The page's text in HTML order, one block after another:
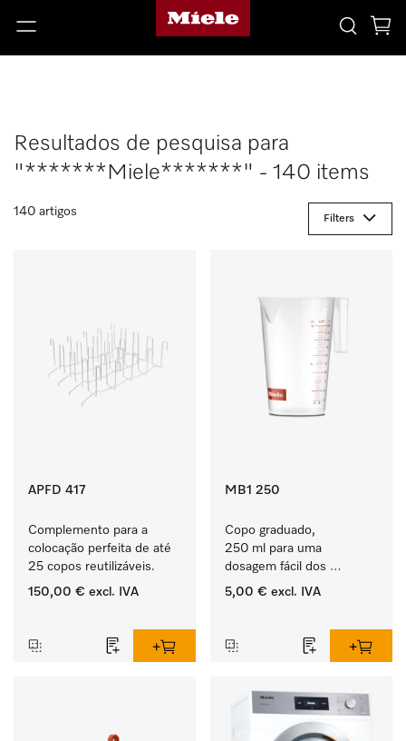
Resultados de pesquisa para
"*******Miele*******" - 140 items
140 artigos
Filters
APFD 417
Complemento para a
colocação perfeita de até
25 copos reutilizáveis.
150,00 € excl. IVA
MB1 250
Copo graduado,
250 ml para uma
dosagem fácil dos
produtos ProCare.
5,00 € excl. IVA